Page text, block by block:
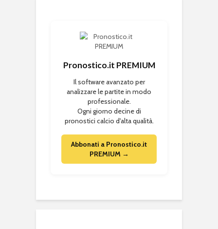
Pronostico.it PREMIUM
Il software avanzato per
analizzare le partite in modo
professionale.
Ogni giorno decine di
pronostici calcio d'alta qualità.
Abbonati a Pronostico.it
PREMIUM →